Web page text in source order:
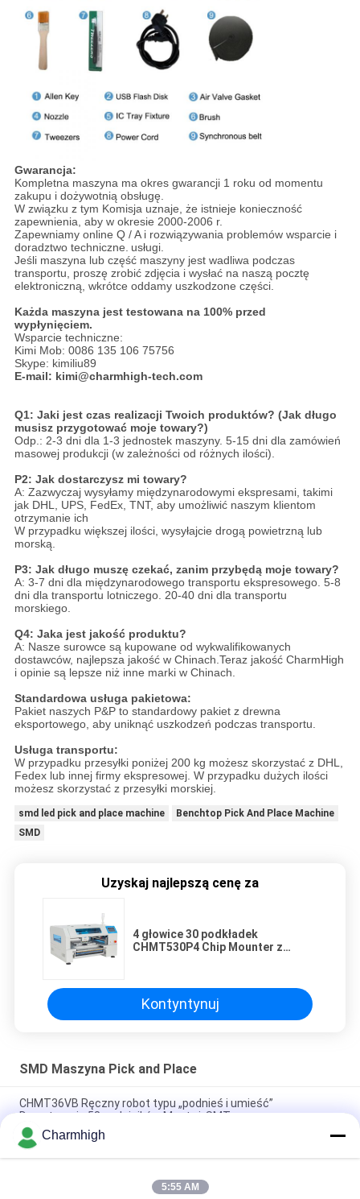
Gwarancja:
Kompletna maszyna ma okres gwarancji 1 roku od momentu
zakupu i dożywotnią obsługę.
W związku z tym Komisja uznaje, że istnieje konieczność
zapewnienia, aby w okresie 2000-2006 r.
Zapewniamy online Q / A i rozwiązywania problemów wsparcie i
doradztwo techniczne. usługi.
Jeśli maszyna lub część maszyny jest wadliwa podczas
transportu, proszę zrobić zdjęcia i wysłać na naszą pocztę
elektroniczną, wkrótce oddamy uszkodzone części.
Każda maszyna jest testowana na 100% przed
wypłynięciem.
Wsparcie techniczne:
Kimi Mob: 0086 135 106 75756
Skype: kimiliu89
E-mail: kimi@charmhigh-tech.com
Q1: Jaki jest czas realizacji Twoich produktów? (Jak długo
musisz przygotować moje towary?)
Odp.: 2-3 dni dla 1-3 jednostek maszyny. 5-15 dni dla zamówień
masowej produkcji (w zależności od różnych ilości).
P2: Jak dostarczysz mi towary?
A: Zazwyczaj wysyłamy międzynarodowymi ekspresami, takimi
jak DHL, UPS, FedEx, TNT, aby umożliwić naszym klientom
otrzymanie ich
W przypadku większej ilości, wysyłajcie drogą powietrzną lub
morską.
P3: Jak długo muszę czekać, zanim przybędą moje towary?
A: 3-7 dni dla międzynarodowego transportu ekspresowego. 5-8
dni dla transportu lotniczego. 20-40 dni dla transportu
morskiego.
Q4: Jaka jest jakość produktu?
A: Nasze surowce są kupowane od wykwalifikowanych
dostawców, najlepsza jakość w Chinach.Teraz jakość CharmHigh
i opinie są lepsze niż inne marki w Chinach.
Standardowa usługa pakietowa:
Pakiet naszych P&P to standardowy pakiet z drewna
eksportowego, aby uniknąć uszkodzeń podczas transportu.
Usługa transportu:
W przypadku przesyłki poniżej 200 kg możesz skorzystać z DHL,
Fedex lub innej firmy ekspresowej. W przypadku dużych ilości
możesz skorzystać z przesyłki morskiej.
smd led pick and place machine
Benchtop Pick And Place Machine
SMD
Uzyskaj najlepszą cenę za
4 głowice 30 podkładek
CHMT530P4 Chip Mounter z
Kontyntynuj
SMD Maszyna Pick and Place
CHMT36VB Ręczny robot typu „podnieś i umieść”
Dwustronnie 58 podajników Montaż SMT
2 głowice 58 podajników CHMT48VB Benchtop SMD Pick and
Place Robot Wszystko w jednym Chip Mounter
Kompaktna przemysłowa maszyna SMD Pick and Place
Charmhigh
5:55 AM